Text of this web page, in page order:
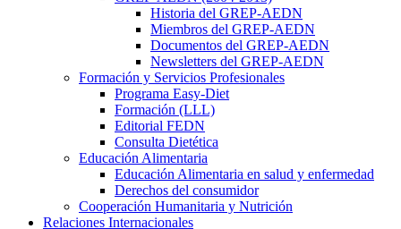
Historia del GREP-AEDN
Miembros del GREP-AEDN
Documentos del GREP-AEDN
Newsletters del GREP-AEDN
Formación y Servicios Profesionales
Programa Easy-Diet
Formación (LLL)
Editorial FEDN
Consulta Dietética
Educación Alimentaria
Educación Alimentaria en salud y enfermedad
Derechos del consumidor
Cooperación Humanitaria y Nutrición
Relaciones Internacionales